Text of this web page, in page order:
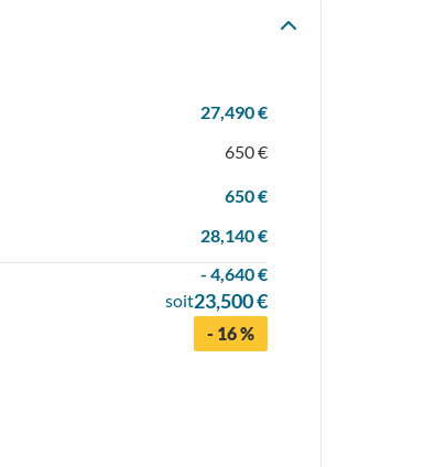
27,490 €
650 €
650 €
28,140 €
- 4,640 €
soit23,500 €
- 16 %